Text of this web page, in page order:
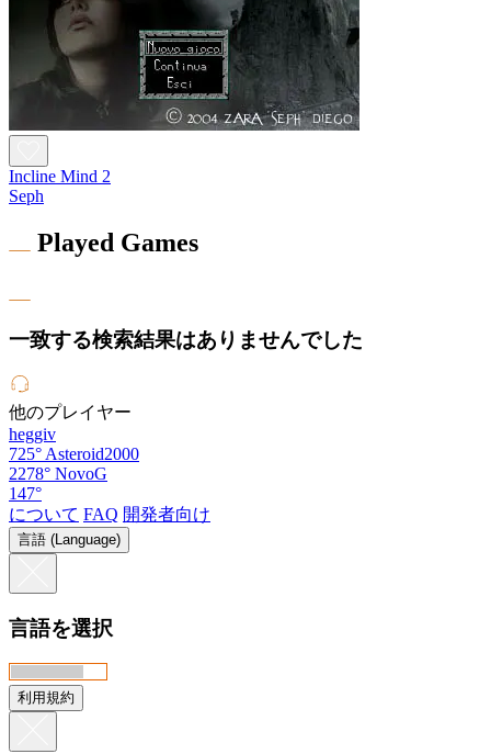
Incline Mind 2
Seph
Played Games
一致する検索結果はありませんでした
他のプレイヤー
heggiv
725° Asteroid2000
2278° NovoG
147°
について FAQ 開発者向け
言語 (Language)
言語を選択
利用規約